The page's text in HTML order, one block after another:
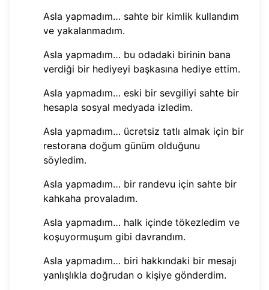
Asla yapmadım… sahte bir kimlik kullandım
ve yakalanmadım.
Asla yapmadım… bu odadaki birinin bana
verdiği bir hediyeyi başkasına hediye ettim.
Asla yapmadım… eski bir sevgiliyi sahte bir
hesapla sosyal medyada izledim.
Asla yapmadım… ücretsiz tatlı almak için bir
restorana doğum günüm olduğunu
söyledim.
Asla yapmadım… bir randevu için sahte bir
kahkaha provaladım.
Asla yapmadım… halk içinde tökezledim ve
koşuyormuşum gibi davrandım.
Asla yapmadım… biri hakkındaki bir mesajı
yanlışlıkla doğrudan o kişiye gönderdim.